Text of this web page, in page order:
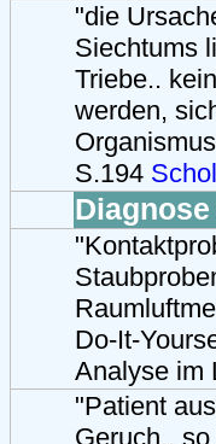
"die
Siechtums
Triebe..
werden,
S.194
Do-It-
Analyse im
"Patient
Geruch..